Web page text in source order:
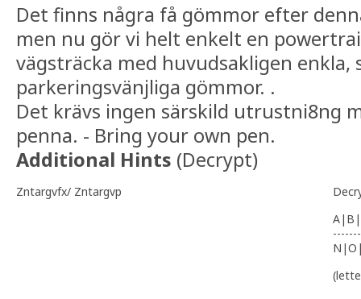
Det finns några få gömmor efter
men nu gör vi helt enkelt en
vägsträcka med huvudsakligen enkla,
parkeringsvänjliga gömmor. .
Det krävs ingen särskild utrustni8ng
penna. - Bring your own pen.
Additional Hints (Decrypt)
Zntargvfx/ Zntargvp